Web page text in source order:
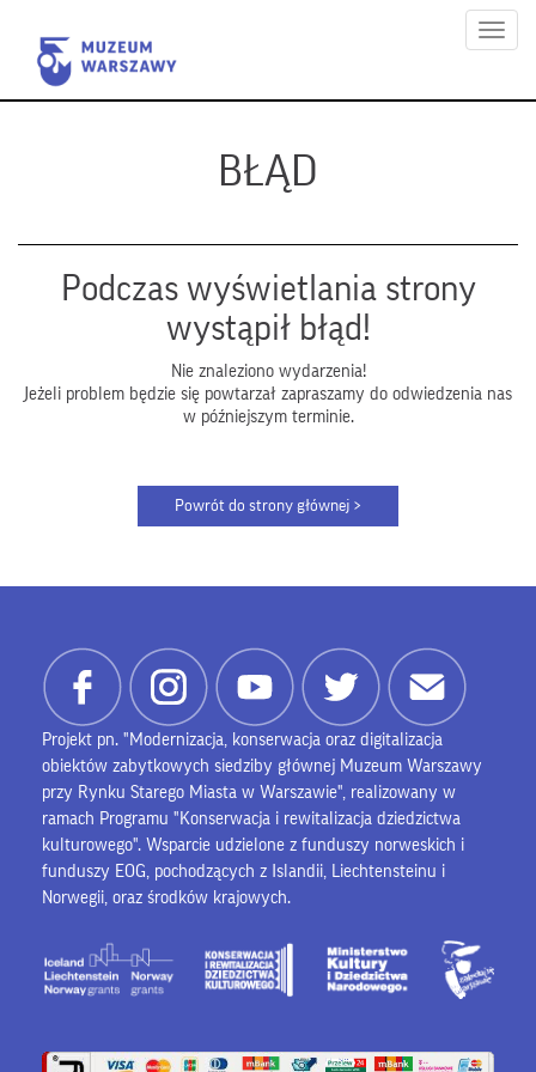
Menu
BŁĄD
Podczas wyświetlania strony
wystąpił błąd!
Nie znaleziono wydarzenia!
Jeżeli problem będzie się powtarzał zapraszamy do odwiedzenia nas
w późniejszym terminie.
Projekt pn. "Modernizacja, konserwacja oraz digitalizacja
obiektów zabytkowych siedziby głównej Muzeum Warszawy
przy Rynku Starego Miasta w Warszawie", realizowany w
ramach Programu "Konserwacja i rewitalizacja dziedzictwa
kulturowego". Wsparcie udzielone z funduszy norweskich i
funduszy EOG, pochodzących z Islandii, Liechtensteinu i
Norwegii, oraz środków krajowych.